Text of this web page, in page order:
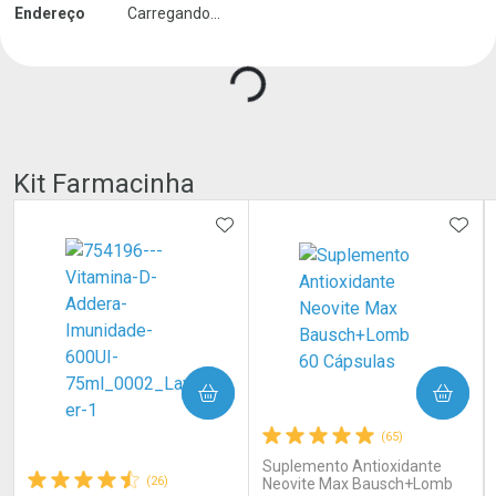
Endereço Carregando...
Kit Farmacinha
(26)
ADICIONAR AOS FAVORITOS
COMPRAR
(65)
Suplemento Antioxidante
Neovite Max Bausch+Lomb
COMPRAR